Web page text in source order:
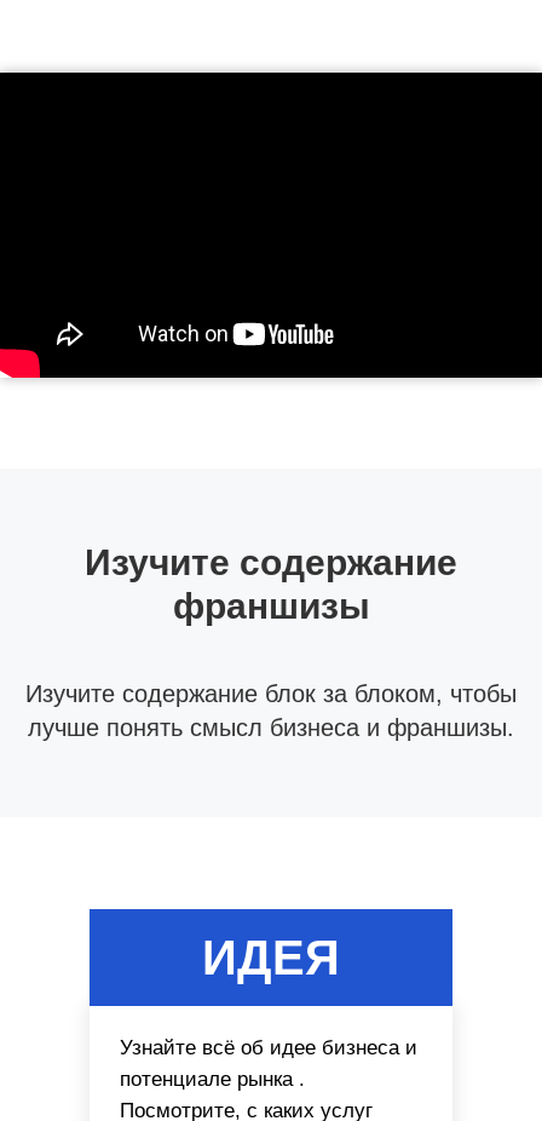
Изучите содержание
франшизы
Изучите содержание блок за блоком, чтобы
лучше понять смысл бизнеса и франшизы.
Узнайте всё об идее бизнеса и
потенциале рынка .
Посмотрите, с каких услуг
ИДЕЯ